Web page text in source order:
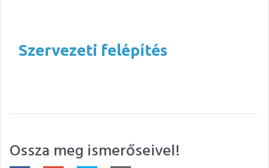
Szervezeti felépítés
Ossza meg ismerőseivel!